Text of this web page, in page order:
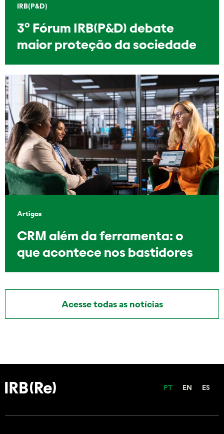
IRB(P&D)
3º Fórum IRB(P&D) debate
maior proteção da sociedade
Artigos
CRM além da ferramenta: o
que acontece nos bastidores
Acesse todas as notícias
PT EN ES